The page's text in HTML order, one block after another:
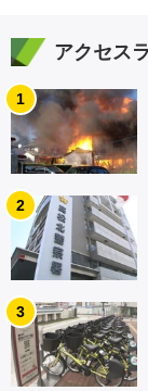
アクセス
1
2
3